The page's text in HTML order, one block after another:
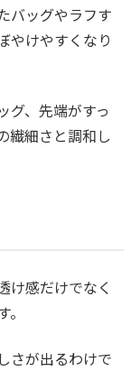
バッグやラフす
やけやすくなり
グ、先端がすっ
繊細さと調和し
け感だけでなく
さが出るわけで